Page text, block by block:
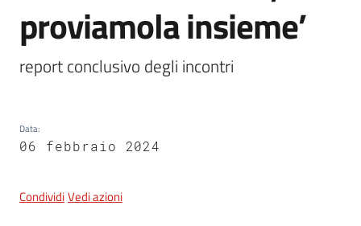
Servizi
Vivere
5x1000
proviamola insieme’
report conclusivo degli incontri
Data:
06 febbraio 2024
CondividiVedi azioni